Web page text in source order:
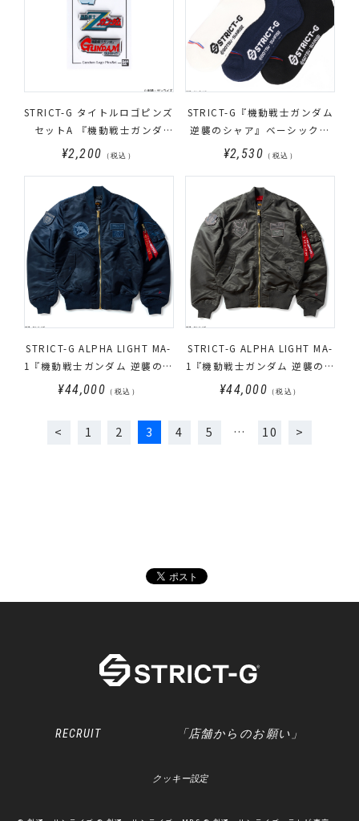
STRICT-G タイトルロゴピンズ
セットA 『機動戦士ガンダ
ム』『機動戦士Zガンダム』
ャア』
¥2,200 （税込）
STRICT-G『機動戦士ガンダム
逆襲のシャア』ベーシックシ
ョート丈ソックス3Pセット
¥2,530 （税込）
STRICT-G ALPHA LIGHT MA-
1『機動戦士ガンダム 逆襲のシ
ャア』E.F.S.F. アムロ・レイモ
¥44,000 （税込）
STRICT-G ALPHA LIGHT MA-
1『機動戦士ガンダム 逆襲のシ
ャア』NEO ZEON シャア・ア
¥44,000 （税込）
1 2 3 4 5 … 10
RECRUIT 「店舗からのお願い」
クッキー設定